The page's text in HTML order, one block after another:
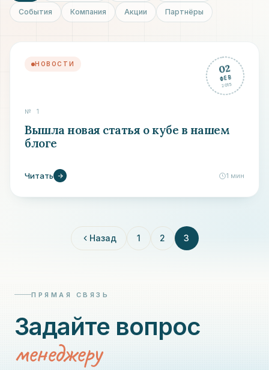
События Компания Акции Партнёры
НОВОСТИ 02
ФЕВ
2015
№1
Вышла новая статья о кубе в нашем
блоге
Читать 1 мин
Назад 1 2 3
ПРЯМАЯ СВЯЗЬ
Задайте вопрос
менеджеру